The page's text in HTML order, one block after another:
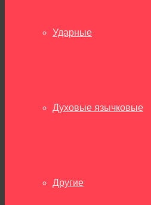
Ударные
Духовые язычковые
Другие